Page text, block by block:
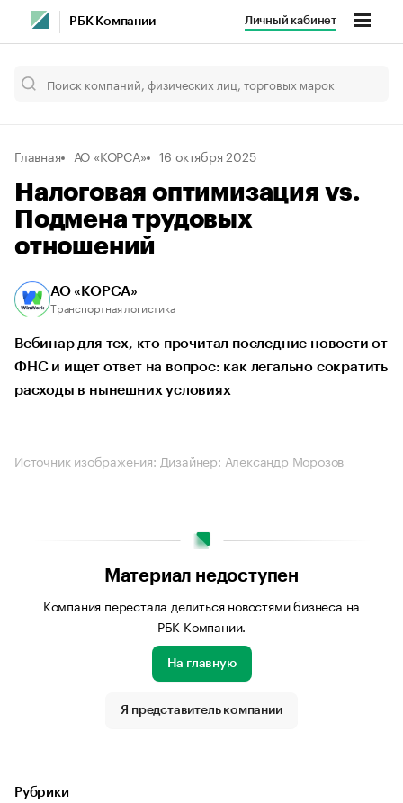
РБК Компании Личный кабинет
Главная АО «КОРСА» 16 октября 2025
Налоговая оптимизация vs.
Подмена трудовых
отношений
АО «КОРСА»
Транспортная логистика
Вебинар для тех, кто прочитал последние новости от
ФНС и ищет ответ на вопрос: как легально сократить
расходы в нынешних условиях
Источник изображения: Дизайнер: Александр Морозов
Материал недоступен
Компания перестала делиться новостями бизнеса на
РБК Компании.
На главную
Я представитель компании
Рубрики